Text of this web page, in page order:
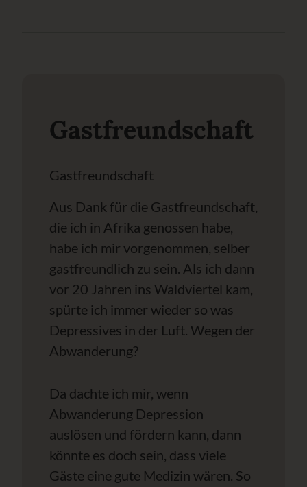
Gastfreundschaft
Gastfreundschaft
Aus Dank für die Gastfreundschaft,
die ich in Afrika genossen habe,
habe ich mir vorgenommen, selber
gastfreundlich zu sein. Als ich dann
vor 20 Jahren ins Waldviertel kam,
spürte ich immer wieder so was
Depressives in der Luft. Wegen der
Abwanderung?
Da dachte ich mir, wenn
Abwanderung Depression
auslösen und fördern kann, dann
könnte es doch sein, dass viele
Gäste eine gute Medizin wären. So